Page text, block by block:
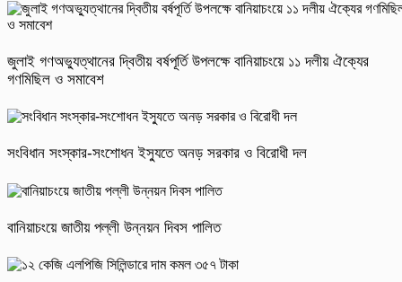
জুলাই গণঅভ্যুত্থানের দ্বিতীয় বর্ষপূর্তি উপলক্ষে বানিয়াচংয়ে ১১ দলীয় ঐক্যের
গণমিছিল ও সমাবেশ
সংবিধান সংস্কার-সংশোধন ইস্যুতে অনড় সরকার ও বিরোধী দল
বানিয়াচংয়ে জাতীয় পল্লী উন্নয়ন দিবস পালিত